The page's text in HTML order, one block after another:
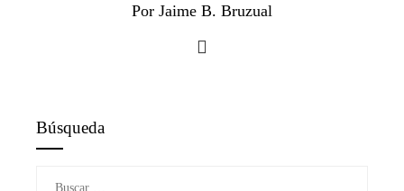
Por Jaime B. Bruzual
Búsqueda